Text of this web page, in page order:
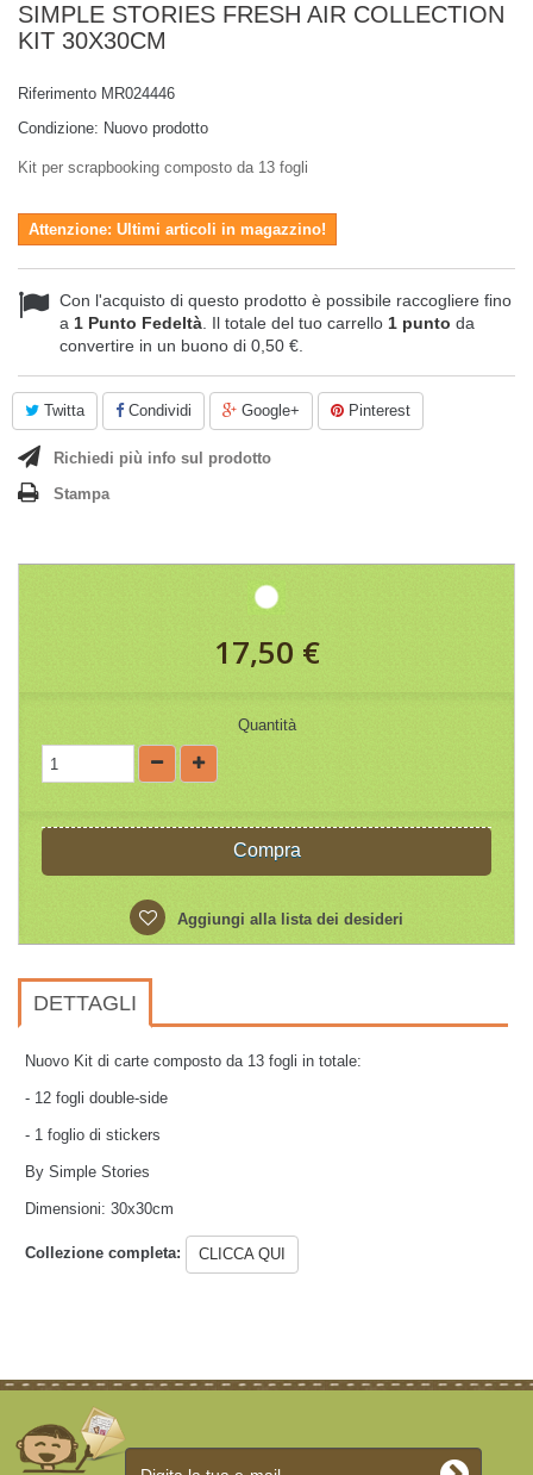
SIMPLE STORIES FRESH AIR COLLECTION
KIT 30X30CM
Riferimento MR024446
Condizione: Nuovo prodotto
Kit per scrapbooking composto da 13 fogli
Attenzione: Ultimi articoli in magazzino!
Con l'acquisto di questo prodotto è possibile raccogliere fino
a 1 Punto Fedeltà . Il totale del tuo carrello 1 punto da
convertire in un buono di 0,50 €
Twitta Condividi Google+ Pinterest
Richiedi più info sul prodotto
Stampa
17,50 €
Quantità
Compra
Aggiungi alla lista dei desideri
DETTAGLI
Nuovo Kit di carte composto da 13 fogli in totale:
- 12 fogli double-side
- 1 foglio di stickers
By Simple Stories
Dimensioni: 30x30cm
Collezione completa: CLICCA QUI